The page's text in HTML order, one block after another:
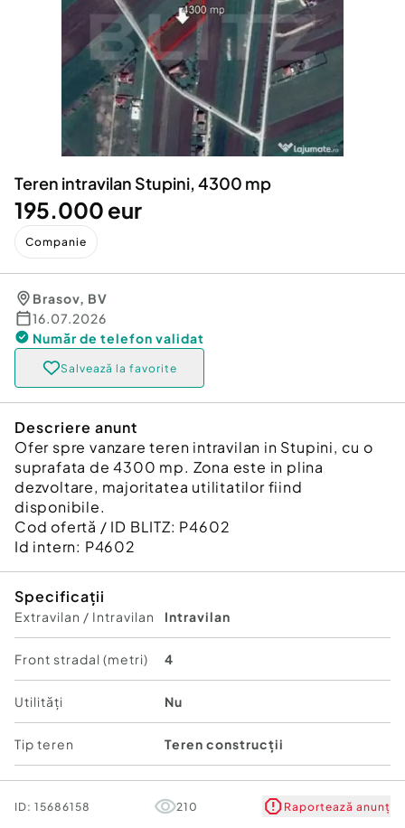
Animale de companie
Afaceri și echipamente profesionale
Inchiriere Bunuri si Vehicule
Utilaje agricole si industriale
Piese auto si accesorii
Dacia Duster
Teren intravilan Stupini, 4300 mp
195.000 eur
Companie
Brasov, BV
16.07.2026
Număr de telefon validat
Salvează la favorite
Descriere anunt
Ofer spre vanzare teren intravilan in Stupini, cu o
suprafata de 4300 mp. Zona este in plina
dezvoltare, majoritatea utilitatilor fiind
disponibile.
Cod ofertă / ID BLITZ: P4602
Id intern: P4602
Specificații
Extravilan / Intravilan Intravilan
Front stradal (metri) 4
Utilități Nu
Tip teren Teren construcții
ID: 15686158 210 Raportează anunț